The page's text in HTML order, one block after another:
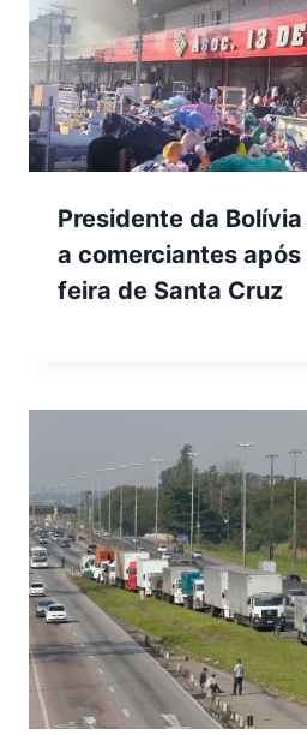
Presidente da
a comerciantes
feira de Santa Cruz